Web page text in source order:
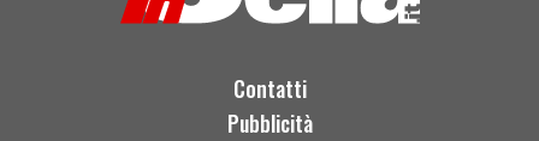
Contatti
Pubblicità